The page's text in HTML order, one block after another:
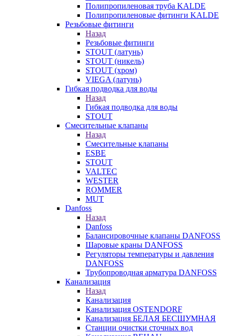
Полипропиленовая труба KALDE
Полипропиленовые фитинги KALDE
Резьбовые фитинги
Назад
Резьбовые фитинги
STOUT (латунь)
STOUT (никель)
STOUT (хром)
VIEGA (латунь)
Гибкая подводка для воды
Назад
Гибкая подводка для воды
STOUT
Смесительные клапаны
Назад
Смесительные клапаны
ESBE
STOUT
VALTEC
WESTER
ROMMER
MUT
Danfoss
Назад
Danfoss
Балансировочные клапаны DANFOSS
Шаровые краны DANFOSS
Регуляторы температуры и давления
DANFOSS
Трубопроводная арматура DANFOSS
Канализация
Назад
Канализация
Канализация OSTENDORF
Канализация БЕЛАЯ БЕСШУМНАЯ
Станции очистки сточных вод